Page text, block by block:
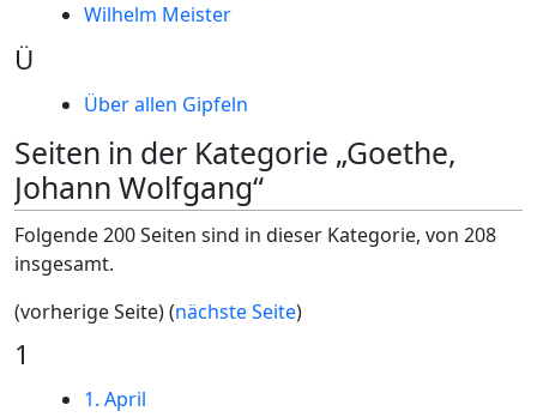
Wilhelm Meister
Ü
Über allen Gipfeln
Seiten in der Kategorie „Goethe,
Johann Wolfgang“
Folgende 200 Seiten sind in dieser Kategorie, von 208
insgesamt.
(vorherige Seite) (nächste Seite)
1
1. April